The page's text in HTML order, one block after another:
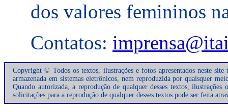
dos valores femininos
Contatos:
Copyright © Todos os textos, ilustrações e fotos apresentados neste
armazenada em sistemas eletrônicos, nem reproduzida por quaisquer
Quando autorizada, a reprodução de qualquer desses textos,
solicitações para a reprodução de qualquer desses textos pode ser feita